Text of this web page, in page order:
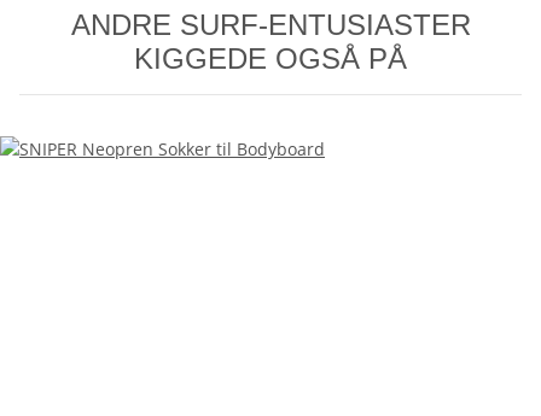
ANDRE SURF-ENTUSIASTER
KIGGEDE OGSÅ PÅ